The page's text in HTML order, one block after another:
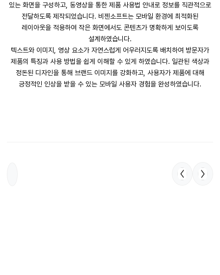
있는 화면을 구성하고, 동영상을 통한 제품 사용법 안내로 정보를 직관적으로
전달하도록 제작되었습니다. 비젠소프트는 모바일 환경에 최적화된
레이아웃을 적용하여 작은 화면에서도 콘텐츠가 명확하게 보이도록
설계하였습니다.
텍스트와 이미지, 영상 요소가 자연스럽게 어우러지도록 배치하여 방문자가
제품의 특징과 사용 방법을 쉽게 이해할 수 있게 하였습니다. 일관된 색상과
정돈된 디자인을 통해 브랜드 이미지를 강화하고, 사용자가 제품에 대해
긍정적인 인상을 받을 수 있는 모바일 사용자 경험을 완성하였습니다.